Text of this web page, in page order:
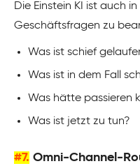
Die Einstein KI ist auch
Geschäftsfragen zu
Was ist schief
Was ist in dem Fall
Was hätte passieren
Was ist jetzt zu tun?
#7. Omni-Channel-